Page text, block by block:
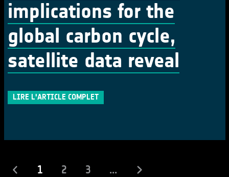
implications for the
global carbon cycle,
satellite data reveal
LIRE L'ARTICLE COMPLET
1(actuel)
2 3 ...